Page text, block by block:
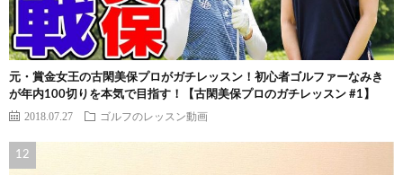
元・賞金女王の古閑美保プロがガチレッスン！初心者ゴルファーなみき
が年内100切りを本気で目指す！【古閑美保プロのガチレッスン #1】
2018.07.27 ゴルフのレッスン動画